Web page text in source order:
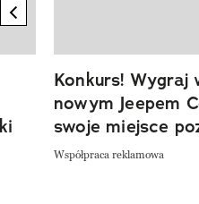
previous element
Konkurs! Wygraj
nowym Jeepem
swoje miejsce
Współpraca reklamowa